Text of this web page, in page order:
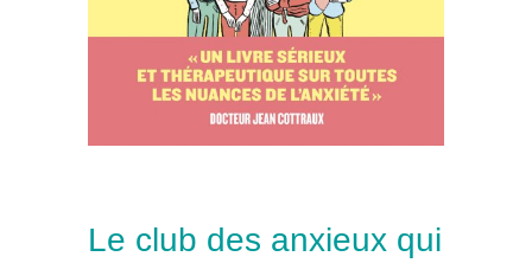
Le club des anxieux qui